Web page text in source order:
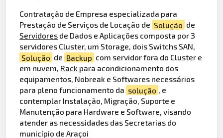
Contratação de Empresa especializada para
Prestação de Serviços de Locação de Solução de
Servidores de Dados e Aplicações composta por 3
servidores Cluster, um Storage, dois Switchs SAN,
Solução de Backup com servidor fora do Cluster e
em nuvem, Rack para acondicionamento dos
equipamentos, Nobreak e Softwares necessários
para pleno funcionamento da solução , e
contemplar Instalação, Migração, Suporte e
Manutenção para Hardware e Software, visando
atender as necessidades das Secretarias do
município de Araçoi